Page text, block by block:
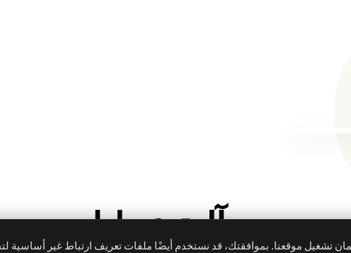
آلية عملنا
تشغيل موقعنا. بموافقتك، قد نستخدم أيضًا ملفات تعريف ارتباط غير أساسية